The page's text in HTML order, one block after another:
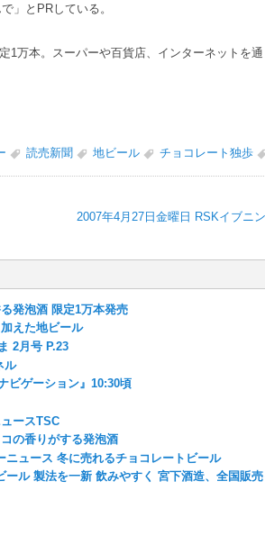
」とPRしている。
万本。スーパーや百貨店、インターネットを
読売新聞 地ビール チョコレート独歩
2007年4月27日金曜日 RSKイブニ
発泡酒 限定1万本発売
えた地ビール
2月号 P.23
ル
ビゲーション』10:30頃
ースTSC
の香りがする発泡酒
ュース 冬に売れるチョコレートビール
ル 製法を一新 飲みやすく 宮下酒造、全国販売